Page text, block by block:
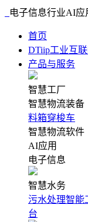
电子信息行业AI应
首页
DTiip工业互
产品与服务
智慧工厂
智慧物流装备
料箱穿梭车
智慧物流软件
AI应用
电子信息
智慧水务
污水处理智能
台